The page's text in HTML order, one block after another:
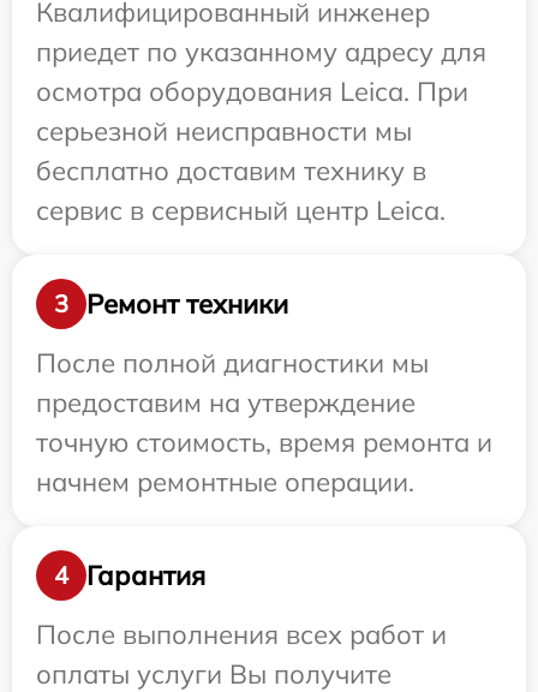
Квалифицированный инженер
приедет по указанному адресу для
осмотра оборудования Leica. При
серьезной неисправности мы
бесплатно доставим технику в
сервис в сервисный центр Leica.
3
Ремонт техники
После полной диагностики мы
предоставим на утверждение
точную стоимость, время ремонта и
начнем ремонтные операции.
4
Гарантия
После выполнения всех работ и
оплаты услуги Вы получите